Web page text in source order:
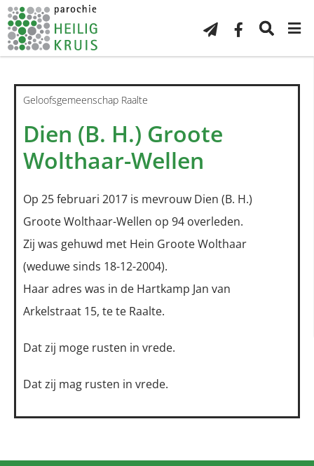
Geloofsgemeenschap Raalte
Dien (B. H.) Groote
Wolthaar-Wellen
Op 25 februari 2017 is mevrouw Dien (B. H.)
Groote Wolthaar-Wellen op 94 overleden.
Zij was gehuwd met Hein Groote Wolthaar
(weduwe sinds 18-12-2004).
Haar adres was in de Hartkamp Jan van
Arkelstraat 15, te te Raalte.
Dat zij moge rusten in vrede.
Dat zij mag rusten in vrede.